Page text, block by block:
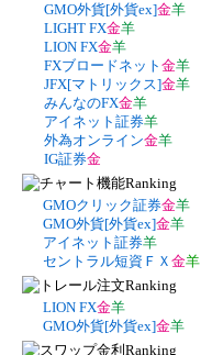
GMO外貨[外貨ex]金羊
LIGHT FX金羊
LION FX金羊
FXブロードネット 金羊
JFX[マトリックス]金羊
みんなのFX金羊
アイネット証券羊
外為オンライン金羊
IG証券金
GMOクリック証券金羊
GMO外貨[外貨ex]金羊
アイネット証券羊
セントラル短資ＦＸ 金羊
LION FX金羊
GMO外貨[外貨ex]金羊